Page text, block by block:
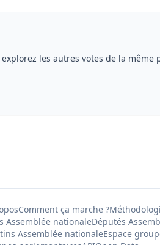
explorez les autres votes de la
Comment ça marche ?
Assemblée nationaleDéputés
Assemblée nationaleEspace